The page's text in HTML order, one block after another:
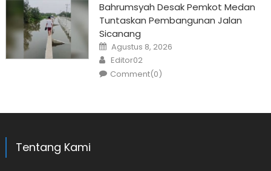
Bahrumsyah Desak Pemkot Medan
Tuntaskan Pembangunan Jalan
Sicanang
Posted
on
Agustus 8, 2026
Author
Editor02
Comment(0)
Tentang Kami